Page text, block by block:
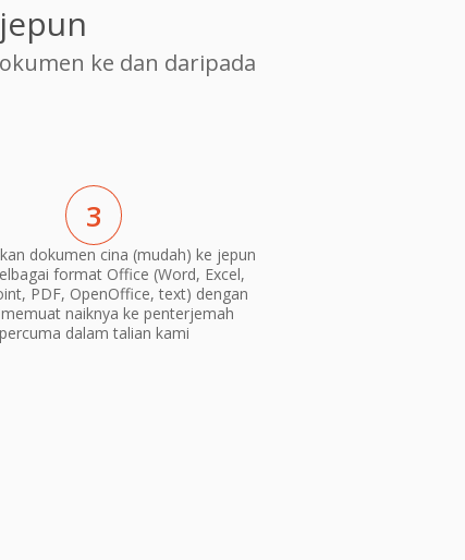
ke dan daripada
3
dokumen cina (mudah) ke jepun
format Office (Word, Excel,
PDF, OpenOffice, text) dengan
naiknya ke penterjemah
percuma dalam talian kami